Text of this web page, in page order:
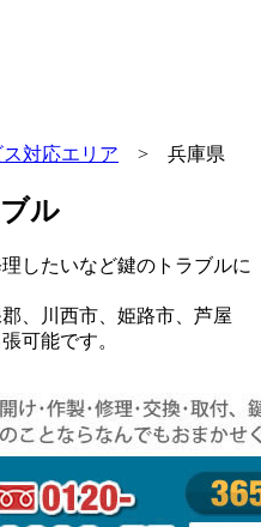
対応エリア > 兵庫県
ル
したいなど鍵のトラブルに
、川西市、姫路市、芦屋
可能です。